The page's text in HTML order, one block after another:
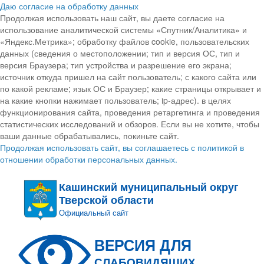
Даю согласие на обработку данных
Продолжая использовать наш сайт, вы даете согласие на
использование аналитической системы «Спутник/Аналитика» и
«Яндекс.Метрика»; обработку файлов cookie, пользовательских
данных (сведения о местоположении; тип и версия ОС, тип и
версия Браузера; тип устройства и разрешение его экрана;
источник откуда пришел на сайт пользователь; с какого сайта или
по какой рекламе; язык ОС и Браузер; какие страницы открывает и
на какие кнопки нажимает пользователь; ip-адрес). в целях
функционирования сайта, проведения ретаргетинга и проведения
статистических исследований и обзоров. Если вы не хотите, чтобы
ваши данные обрабатывались, покиньте сайт.
Продолжая использовать сайт, вы соглашаетесь с политикой в
отношении обработки персональных данных.